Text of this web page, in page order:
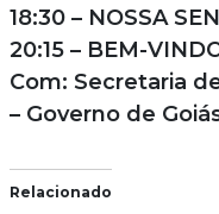
18:30 – NOSSA
20:15 – BEM-
Com: Secretaria
– Governo de
Relacionado